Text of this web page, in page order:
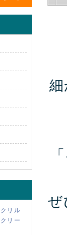
ぜ
リル
リー